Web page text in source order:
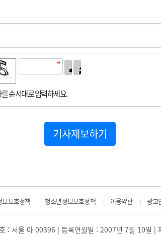
순서대로 입력하세요.
기사제보하기
보보호정책 | 청소년정보보호정책 | 이용약관 | 광고
: 서울 아 00396 | 등록연월일 : 2007년 7월 10일 |